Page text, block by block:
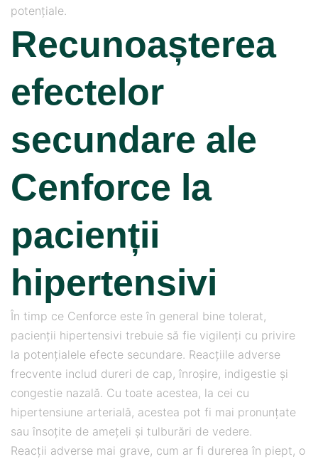
potențiale.
Recunoașterea
efectelor
secundare ale
Cenforce la
pacienții
hipertensivi
În timp ce Cenforce este în general bine tolerat,
pacienții hipertensivi trebuie să fie vigilenți cu privire
la potențialele efecte secundare. Reacțiile adverse
frecvente includ dureri de cap, înroșire, indigestie și
congestie nazală. Cu toate acestea, la cei cu
hipertensiune arterială, acestea pot fi mai pronunțate
sau însoțite de amețeli și tulburări de vedere.
Reacții adverse mai grave, cum ar fi durerea în piept, o